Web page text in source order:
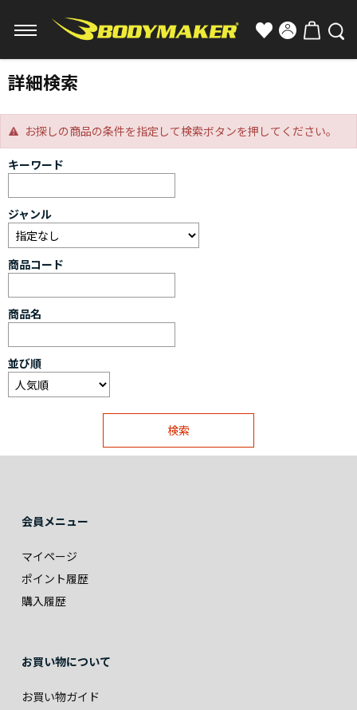
詳細検索
お探しの商品の条件を指定して検索ボタンを押してください。
キーワード
ジャンル
商品コード
商品名
並び順
会員メニュー
マイページ
ポイント履歴
購入履歴
お買い物について
お買い物ガイド